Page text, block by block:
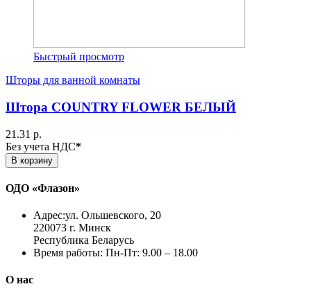
Быстрый просмотр
Шторы для ванной комнаты
Штора COUNTRY FLOWER БЕЛЫЙ
21.31 р.
Без учета НДС*
В корзину
ОДО «Флазон»
Адрес:ул. Ольшевского, 20
220073 г. Минск
Республика Беларусь
Время работы: Пн-Пт: 9.00 – 18.00
О нас